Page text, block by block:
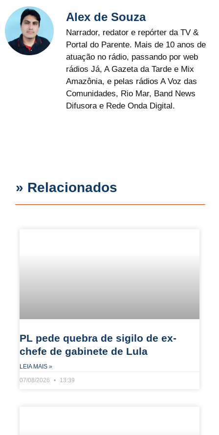
Alex de Souza
Narrador, redator e repórter da TV &
Portal do Parente. Mais de 10 anos de
atuação no rádio, passando por web
rádios Já, A Gazeta da Tarde e Mix
Amazônia, e pelas rádios A Voz das
Comunidades, Rio Mar, Band News
Difusora e Rede Onda Digital.
» Relacionados
PL pede quebra de sigilo de ex-
chefe de gabinete de Lula
LEIA MAIS »
07/08/2026
13:39